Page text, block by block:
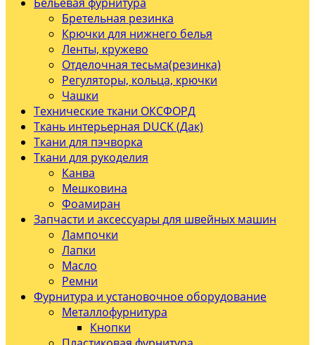
Бретельная резинка
Крючки для нижнего белья
Ленты, кружево
Отделочная тесьма(резинка)
Регуляторы, кольца, крючки
Чашки
Технические ткани ОКСФОРД
Ткань интерьерная DUCK (Дак)
Ткани для пэчворка
Ткани для рукоделия
Канва
Мешковина
Фоамиран
Запчасти и аксессуары для швейных машин
Лампочки
Лапки
Масло
Ремни
Фурнитура и установочное оборудование
Металлофурнитура
Кнопки